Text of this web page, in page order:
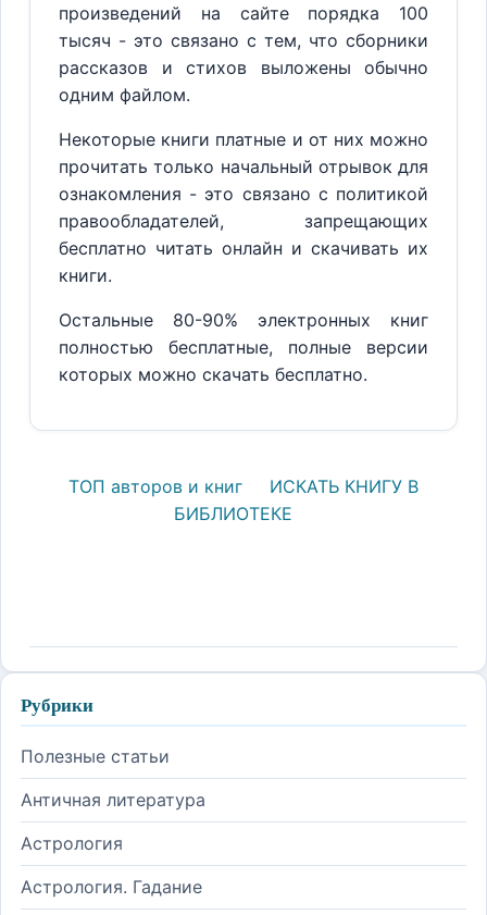
произведений на сайте порядка 100
тысяч - это связано с тем, что сборники
рассказов и стихов выложены обычно
одним файлом.
Некоторые книги платные и от них можно
прочитать только начальный отрывок для
ознакомления - это связано с политикой
правообладателей, запрещающих
бесплатно читать онлайн и скачивать их
книги.
Остальные 80-90% электронных книг
полностью бесплатные, полные версии
которых можно скачать бесплатно.
ТОП авторов и книг
ИСКАТЬ КНИГУ В
БИБЛИОТЕКЕ
Рубрики
Полезные статьи
Античная литература
Астрология
Астрология. Гадание